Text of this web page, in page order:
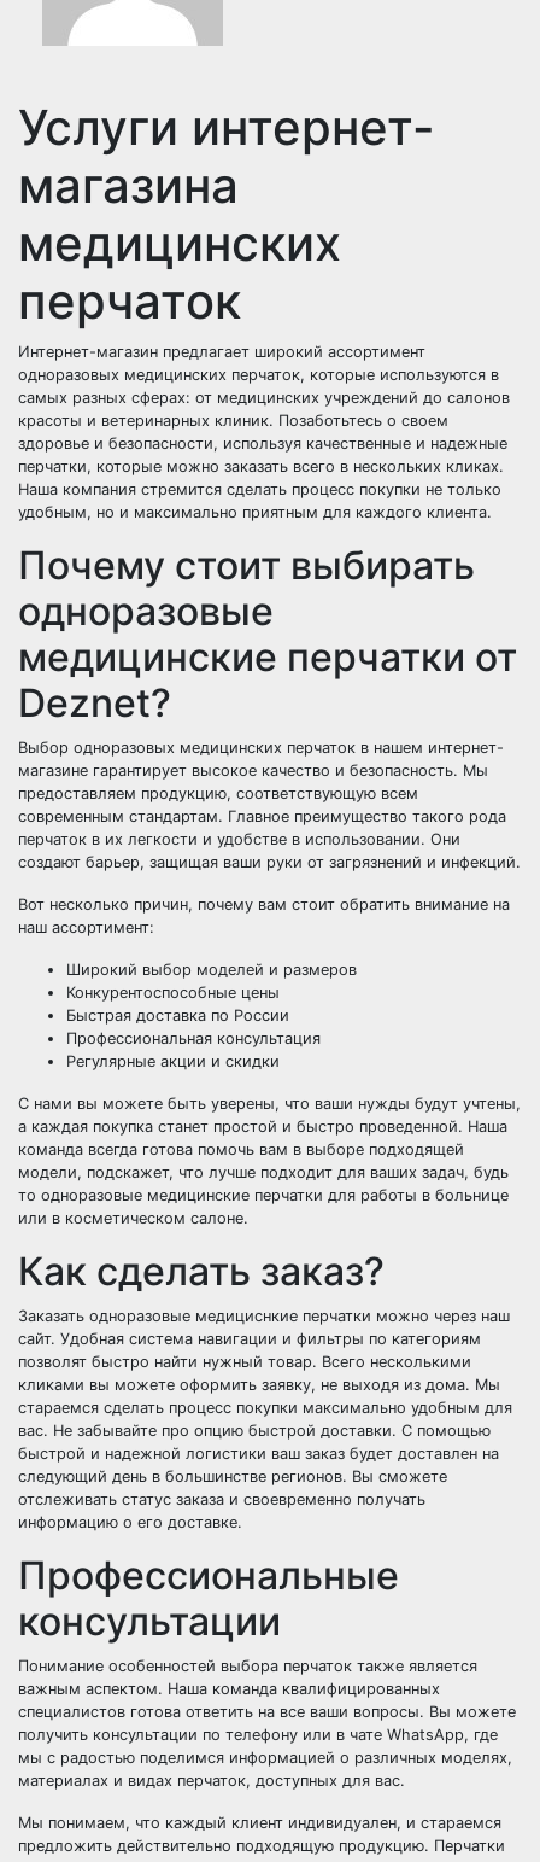
Услуги интернет-
магазина
медицинских
перчаток
Интернет-магазин предлагает широкий ассортимент
одноразовых медицинских перчаток, которые используются в
самых разных сферах: от медицинских учреждений до салонов
красоты и ветеринарных клиник. Позаботьтесь о своем
здоровье и безопасности, используя качественные и надежные
перчатки, которые можно заказать всего в нескольких кликах.
Наша компания стремится сделать процесс покупки не только
удобным, но и максимально приятным для каждого клиента.
Почему стоит выбирать
одноразовые
медицинские перчатки от
Deznet?
Выбор одноразовых медицинских перчаток в нашем интернет-
магазине гарантирует высокое качество и безопасность. Мы
предоставляем продукцию, соответствующую всем
современным стандартам. Главное преимущество такого рода
перчаток в их легкости и удобстве в использовании. Они
создают барьер, защищая ваши руки от загрязнений и инфекций.
Вот несколько причин, почему вам стоит обратить внимание на
наш ассортимент:
Широкий выбор моделей и размеров
Конкурентоспособные цены
Быстрая доставка по России
Профессиональная консультация
Регулярные акции и скидки
С нами вы можете быть уверены, что ваши нужды будут учтены,
а каждая покупка станет простой и быстро проведенной. Наша
команда всегда готова помочь вам в выборе подходящей
модели, подскажет, что лучше подходит для ваших задач, будь
то одноразовые медицинские перчатки для работы в больнице
или в косметическом салоне.
Как сделать заказ?
Заказать одноразовые медициснкие перчатки можно через наш
сайт. Удобная система навигации и фильтры по категориям
позволят быстро найти нужный товар. Всего несколькими
кликами вы можете оформить заявку, не выходя из дома. Мы
стараемся сделать процесс покупки максимально удобным для
вас. Не забывайте про опцию быстрой доставки. С помощью
быстрой и надежной логистики ваш заказ будет доставлен на
следующий день в большинстве регионов. Вы сможете
отслеживать статус заказа и своевременно получать
информацию о его доставке.
Профессиональные
консультации
Понимание особенностей выбора перчаток также является
важным аспектом. Наша команда квалифицированных
специалистов готова ответить на все ваши вопросы. Вы можете
получить консультации по телефону или в чате WhatsApp, где
мы с радостью поделимся информацией о различных моделях,
материалах и видах перчаток, доступных для вас.
Мы понимаем, что каждый клиент индивидуален, и стараемся
предложить действительно подходящую продукцию. Перчатки